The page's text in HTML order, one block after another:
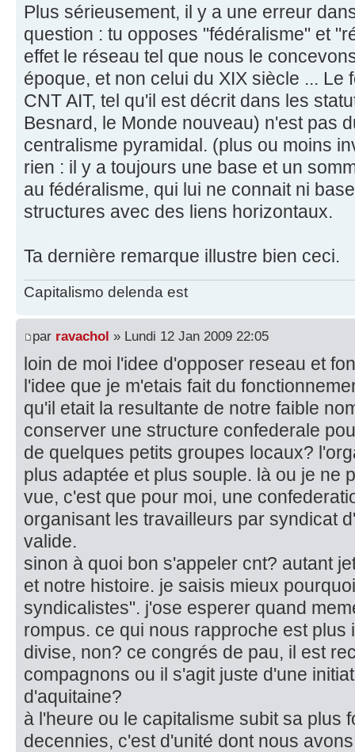
Plus sérieusement, il y a une erreur
question : tu opposes "fédéralisme" et
effet le réseau tel que nous le
époque, et non celui du XIX siècle ... Le
CNT AIT, tel qu'il est décrit dans les
Besnard, le Monde nouveau) n'est pas
centralisme pyramidal. (plus ou moins
rien : il y a toujours une base et un
au fédéralisme, qui lui ne connait ni
structures avec des liens horizontaux.
Ta dernière remarque illustre bien ceci.
Capitalismo delenda est
par ravachol » Lundi 12 Jan 2009 22:05
loin de moi l'idee d'opposer reseau et
l'idee que je m'etais fait du
qu'il etait la resultante de notre faible
conserver une structure confederale
de quelques petits groupes locaux?
plus adaptée et plus souple. là ou je ne
vue, c'est que pour moi, une
organisant les travailleurs par syndicat
valide.
sinon à quoi bon s'appeler cnt? autant
et notre histoire. je saisis mieux
syndicalistes". j'ose esperer quand
rompus. ce qui nous rapproche est plus
divise, non? ce congrés de pau, il est
compagnons ou il s'agit juste d'une
d'aquitaine?
à l'heure ou le capitalisme subit sa plus
decennies, c'est d'unité dont nous